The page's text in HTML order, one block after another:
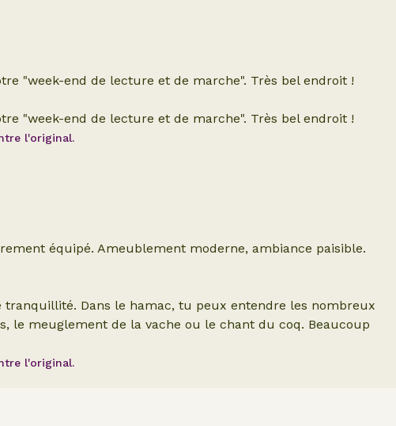
"week-end de lecture et de marche". Très bel endroit !
"week-end de lecture et de marche". Très bel endroit !
l'original.
équipé. Ameublement moderne, ambiance paisible.
Dans le hamac, tu peux entendre les nombreux
le meuglement de la vache ou le chant du coq. Beaucoup
l'original.